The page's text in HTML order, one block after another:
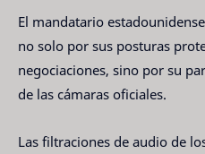
El mandatario
no solo por sus posturas
negociaciones, sino por su
de las cámaras oficiales.
Las filtraciones de audio de